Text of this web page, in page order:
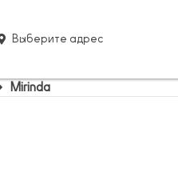
Выберите адрес
Mirinda